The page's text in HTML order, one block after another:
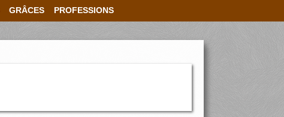
GRÂCES PROFESSIONS